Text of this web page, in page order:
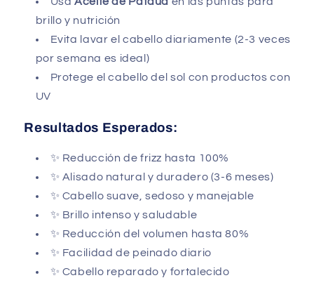
brillo y nutrición
Evita lavar el cabello diariamente (2-3 veces
por semana es ideal)
Protege el cabello del sol con productos con
UV
Resultados Esperados:
✨ Reducción de frizz hasta 100%
✨ Alisado natural y duradero (3-6 meses)
✨ Cabello suave, sedoso y manejable
✨ Brillo intenso y saludable
✨ Reducción del volumen hasta 80%
✨ Facilidad de peinado diario
✨ Cabello reparado y fortalecido